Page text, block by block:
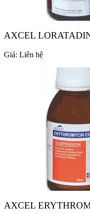
AXCEL
Giá: Liên hệ
AXCEL